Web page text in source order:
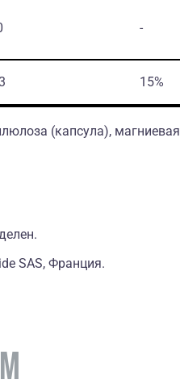
-
15%
(капсула), магниевая
SAS, Франция.